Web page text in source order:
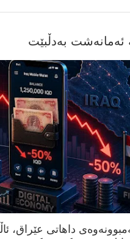
ئەمانەشت بەدڵبێت
داهاتی عێراق،